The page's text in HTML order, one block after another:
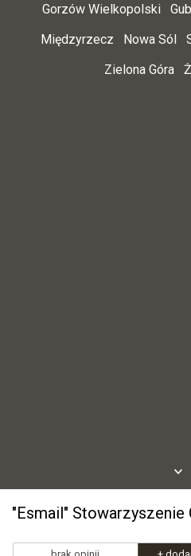
Gorzów Wielkopolski
Międzyrzecz
Nowa Sól
Zielona Góra